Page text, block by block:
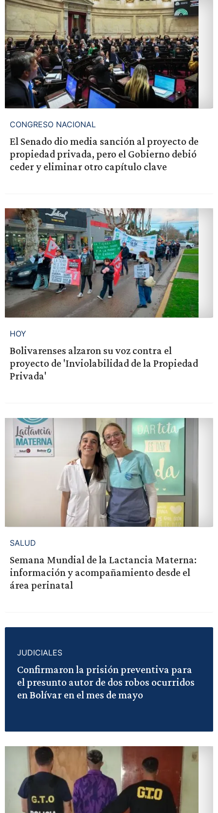
CONGRESO NACIONAL
El Senado dio media sanción al proyecto de
propiedad privada, pero el Gobierno debió
ceder y eliminar otro capítulo clave
HOY
Bolivarenses alzaron su voz contra el
proyecto de 'Inviolabilidad de la Propiedad
Privada'
SALUD
Semana Mundial de la Lactancia Materna:
información y acompañamiento desde el
área perinatal
JUDICIALES
Confirmaron la prisión preventiva para
el presunto autor de dos robos ocurridos
en Bolívar en el mes de mayo